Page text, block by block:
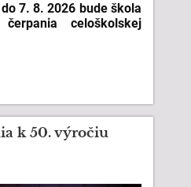
7. 8. 2026 bude škola
celoškolskej
k 50. výročiu